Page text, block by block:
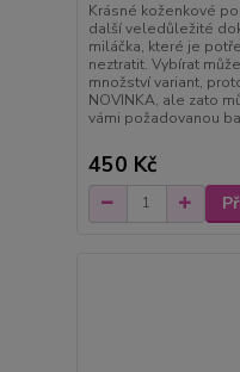
Krásné koženkové
další veledůležité
miláčka, které je
neztratit. Vybírat
množství variant,
NOVINKA, ale zato
vámi požadovanou
450 Kč